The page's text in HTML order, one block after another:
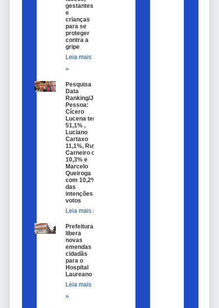
gestantes
e
crianças
para se
proteger
contra a
gripe
Leia mais
»
Pesquisa
Data
Ranking/João
Pessoa:
Cícero
Lucena tem
51,1% ,
Luciano
Cartaxo
11,1%, Ruy
Carneiro com
10,3% e
Marcelo
Queiroga
com 10,2%
das
intenções de
votos
Leia mais »
Prefeitura
libera
novas
emendas
cidadãs
para o
Hospital
Laureano
Leia mais
»